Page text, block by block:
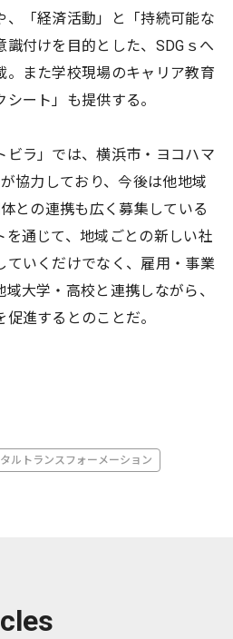
、「経済活動」と「持続可能な
付けを目的とした、SDGｓへ
。また学校現場のキャリア教育
ート」も提供する。
ビラ」では、横浜市・ヨコハマ
協力しており、今後は他地域
との連携も広く募集している
を通じて、地域ごとの新しい社
ていくだけでなく、雇用・事業
大学・高校と連携しながら、
進するとのことだ。
ルトランスフォーメーション